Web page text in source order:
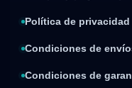
Política de privacidad
Condiciones de
Condiciones de